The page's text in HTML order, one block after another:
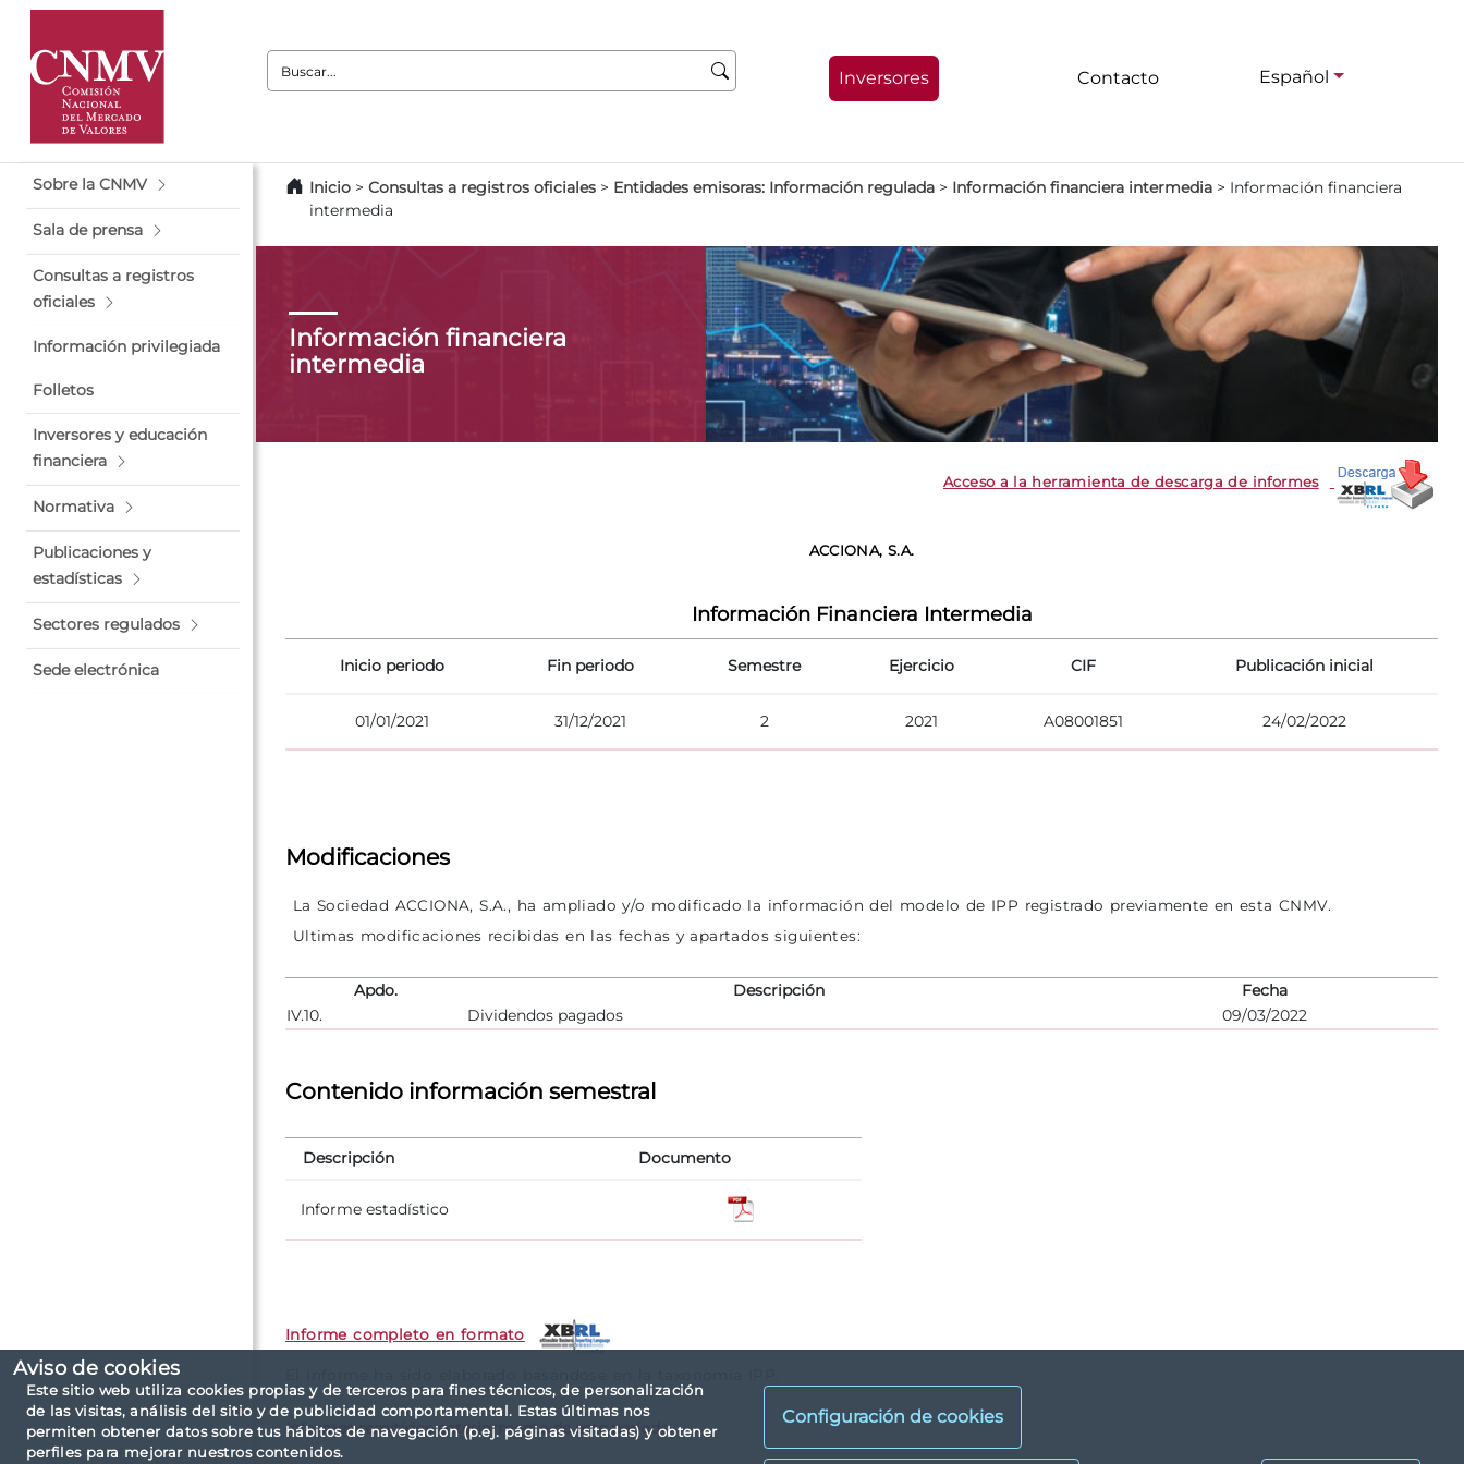
Aviso de cookies
Este sitio web utiliza cookies propias y de terceros para fines técnicos, de personalización
de las visitas, análisis del sitio y de publicidad comportamental. Estas últimas nos
permiten obtener datos sobre tus hábitos de navegación (p.ej. páginas visitadas) y obtener
perfiles para mejorar nuestros contenidos.
Configuración de cookies
Buscar:
Inversores Contacto Español
Sobre la CNMV
Sala de prensa
Consultas a registros
oficiales
Información privilegiada
Folletos
Inversores y educación
financiera
Normativa
Publicaciones y
estadísticas
Sectores regulados
Sede electrónica
Inicio > Consultas a registros oficiales > Entidades emisoras: Información regulada > Información financiera intermedia > Información financiera
intermedia
Información financiera
intermedia
Acceso a la herramienta de descarga de informes
ACCIONA, S.A.
Información Financiera Intermedia
Inicio periodo Fin periodo Semestre Ejercicio CIF Publicación inicial
01/01/2021 31/12/2021 2 2021 A08001851 24/02/2022
Modificaciones
La Sociedad ACCIONA, S.A., ha ampliado y/o modificado la información del modelo de IPP registrado previamente en esta CNMV.
Ultimas modificaciones recibidas en las fechas y apartados siguientes:
Apdo. Descripción
Fecha
IV.10.
Dividendos pagados 09/03/2022
Contenido información semestral
Descripción Documento
Informe estadístico
Informe completo en formato
Informes remitidos anteriormente de este período